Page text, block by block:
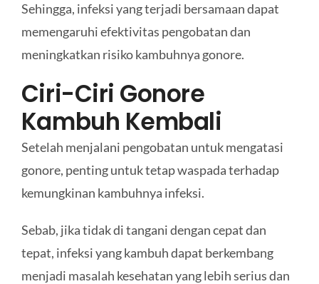
Sehingga, infeksi yang terjadi bersamaan dapat
memengaruhi efektivitas pengobatan dan
meningkatkan risiko kambuhnya gonore.
Ciri-Ciri Gonore
Kambuh Kembali
Setelah menjalani pengobatan untuk mengatasi
gonore, penting untuk tetap waspada terhadap
kemungkinan kambuhnya infeksi.
Sebab, jika tidak di tangani dengan cepat dan
tepat, infeksi yang kambuh dapat berkembang
menjadi masalah kesehatan yang lebih serius dan